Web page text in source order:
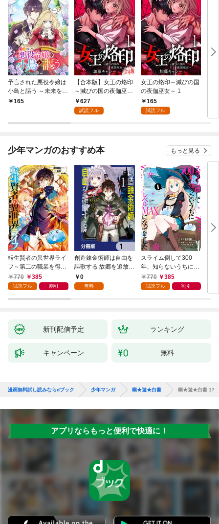
予言された悪役令嬢は
小鳥と謳う ～未来を知
る専属執事に「君を救
165
【合本版】女王の烙印
～滅びの国の夜伽巫女
～ 1627
試読フル
女王の烙印～滅びの国
の夜伽巫女～ 1
165
試読フル
熟
少年マンガのおすすめ本 もっと見る
転生賢者の異世界ライ
フ～第二の職業を得
て、世界最強になりま
した～ 1巻
770 385
試読フル 割引
創造錬金術師は自由を
謳歌する 故郷を追放さ
れたら、魔王のお膝元
で超絶効果のマジック
0
無料
スライム倒して300
年、知らないうちにレ
ベルMAXになってまし
た 1巻
770 385
試読フル 割引
信
新刊配信予定 ランキング
キャンペーン 無料
漫画無料試し読みならdブック 少年マンガ 幽★遊★白書 幽★遊★白書 17
アプリならもっと便利で快適に！